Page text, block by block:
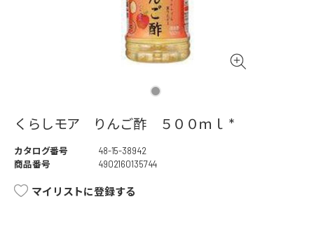
くらしモア りんご酢 ５００ｍｌ *
カタログ番号
48-15-38942
商品番号
4902160135744
マイリストに登録する